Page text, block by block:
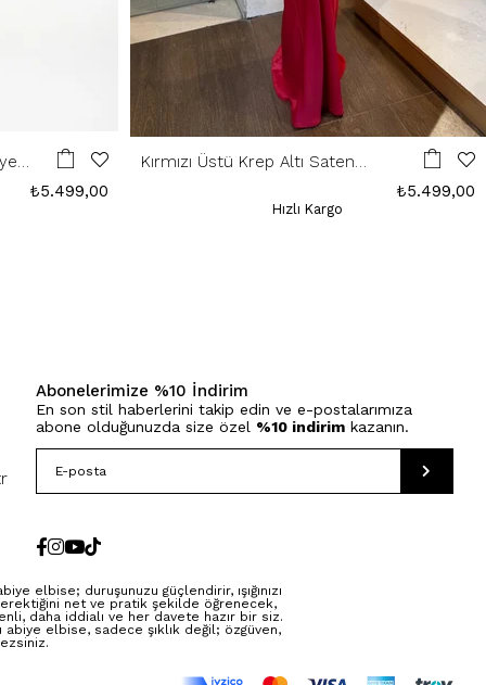
₺5.499,00
Kırmızı Üstü Krep Altı Saten
₺5.499,00
Hızlı Kargo
Abonelerimize %10 İndirim
En son stil haberlerini takip edin ve e-postalarımıza
abone olduğunuzda size özel %10 indirimkazanın.
elbise; duruşunuzu güçlendirir, ışığınızı
net ve pratik şekilde öğrenecek,
daha iddialı ve her davete hazır bir siz.
elbise, sadece şıklık değil; özgüven,